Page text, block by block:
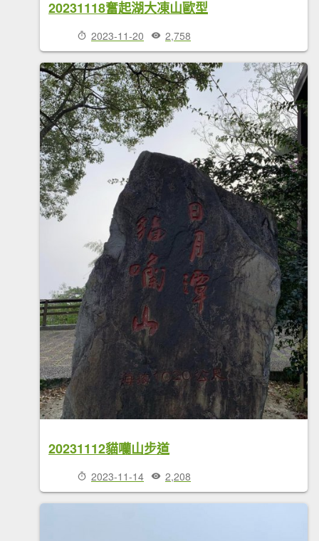
20231118奮起湖大凍山歐型
2023-11-20 2,758
20231112貓囒山步道
2023-11-14 2,208